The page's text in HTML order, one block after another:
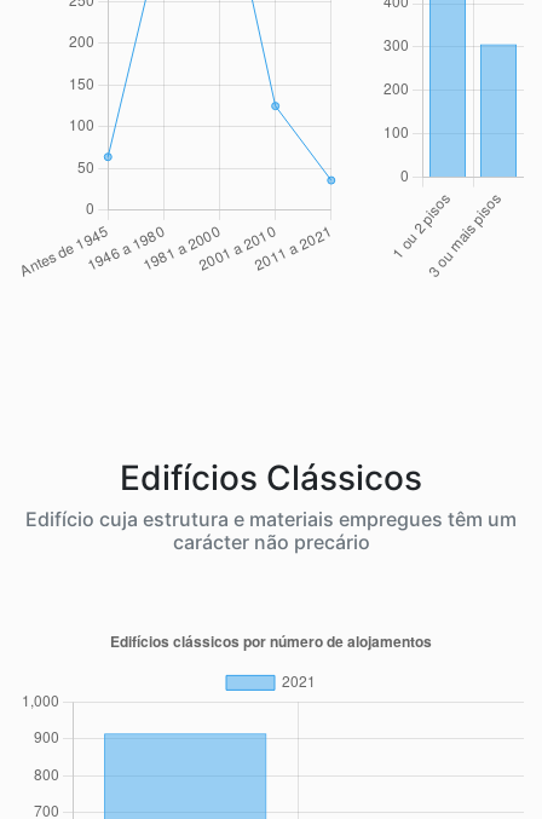
Edifícios Clássicos
Edifício cuja estrutura e materiais empregues têm um
carácter não precário